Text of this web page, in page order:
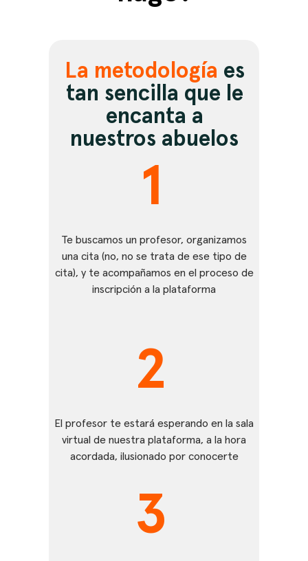
La metodología es
tan sencilla que le
encanta a
nuestros abuelos
1
Te buscamos un profesor, organizamos
una cita (no, no se trata de ese tipo de
cita), y te acompañamos en el proceso de
inscripción a la plataforma
2
El profesor te estará esperando en la sala
virtual de nuestra plataforma, a la hora
acordada, ilusionado por conocerte
3